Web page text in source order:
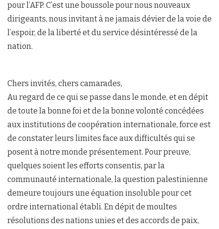
pour l’AFP. C’est une boussole pour nous nouveaux
dirigeants, nous invitant à ne jamais dévier de la voie de
l’espoir, de la liberté et du service désintéressé de la
nation.
Chers invités, chers camarades,
Au regard de ce qui se passe dans le monde, et en dépit
de toute la bonne foi et de la bonne volonté concédées
aux institutions de coopération internationale, force est
de constater leurs limites face aux difficultés qui se
posent à notre monde présentement. Pour preuve,
quelques soient les efforts consentis, par la
communauté internationale, la question palestinienne
demeure toujours une équation insoluble pour cet
ordre international établi. En dépit de moultes
résolutions des nations unies et des accords de paix,